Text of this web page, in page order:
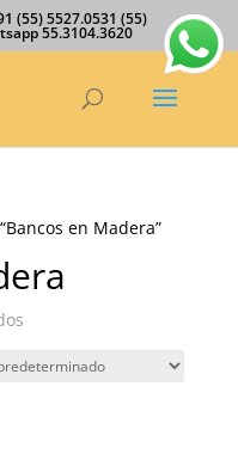
(55) 5527.0531 (55)
55.3104.3620
en Madera”